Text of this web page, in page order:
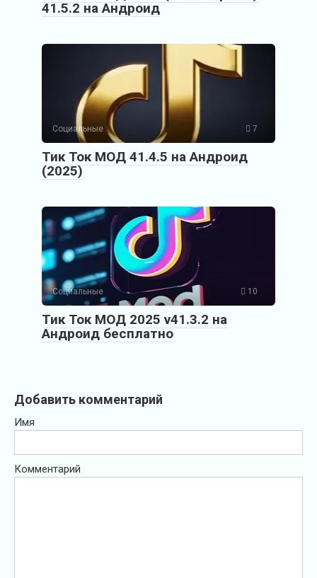
41.5.2 на Андроид
Социальные 7
Тик Ток МОД 41.4.5 на Андроид
(2025)
Социальные 10
Тик Ток МОД 2025 v41.3.2 на
Андроид бесплатно
Добавить комментарий
Имя
Комментарий